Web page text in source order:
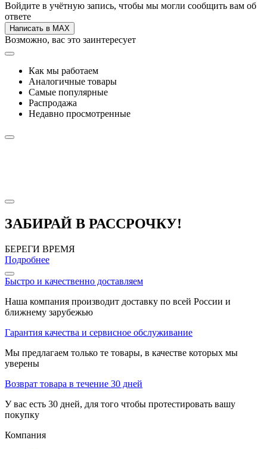
Войдите в учётную запись, чтобы мы могли сообщить вам об
ответе
Написать в MAX
Возможно, вас это заинтересует
Как мы работаем
Аналогичные товары
Самые популярные
Распродажа
Недавно просмотренные
ЗАБИРАЙ В РАССРОЧКУ!
БЕРЕГИ ВРЕМЯ
Подробнее
Быстро и качественно доставляем
Наша компания производит доставку по всей России и
ближнему зарубежью
Гарантия качества и сервисное обслуживание
Мы предлагаем только те товары, в качестве которых мы
уверены
Возврат товара в течение 30 дней
У вас есть 30 дней, для того чтобы протестировать вашу
покупку
Компания